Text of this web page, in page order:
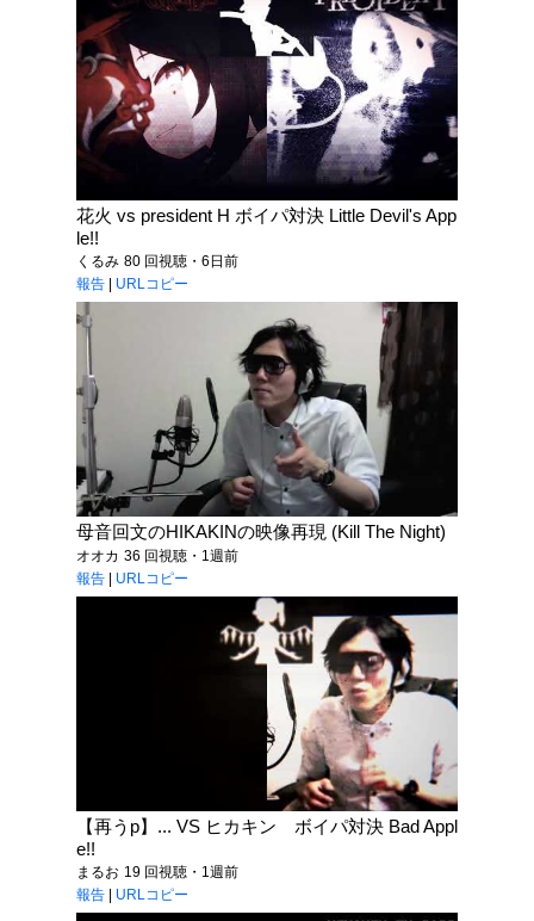
花火 vs president H ボイパ対決 Little Devil's App
le!!
くるみ 80 回視聴・6日前
報告
URLコピー
母音回文のHIKAKINの映像再現 (Kill The Night)
オオカ 36 回視聴・1週前
報告
URLコピー
【再うp】... VS ヒカキン ボイパ対決 Bad Appl
e!!
まるお 19 回視聴・1週前
報告
URLコピー